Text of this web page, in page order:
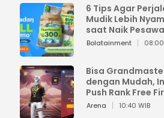
6 Tips Agar
Mudik Lebih
saat Naik
Bolatainment
Bisa
dengan Mudah,
Push Rank Free
Pemula
Arena 10:40 WIB